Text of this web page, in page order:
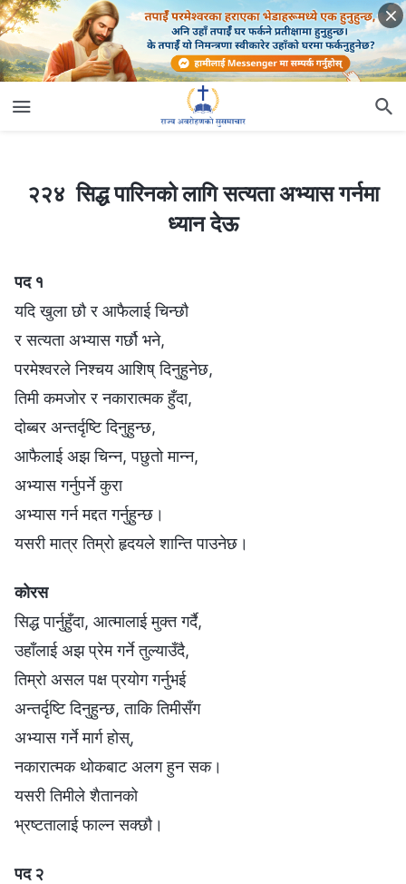
२२४ सिद्ध पारिनको लागि सत्यता अभ्यास गर्नमा ध्यान देऊ
२२४ सिद्ध पारिनको लागि सत्यता अभ्यास गर्नमा
ध्यान देऊ
पद १
यदि खुला छौ र आफैलाई चिन्छौ
र सत्यता अभ्यास गर्छौ भने,
परमेश्‍वरले निश्चय आशिष् दिनुहुनेछ,
तिमी कमजोर र नकारात्मक हुँदा,
दोब्बर अन्तर्दृष्टि दिनुहुन्छ,
आफैलाई अझ चिन्न, पछुतो मान्न,
अभ्यास गर्नुपर्ने कुरा
अभ्यास गर्न मद्दत गर्नुहुन्छ।
यसरी मात्र तिम्रो हृदयले शान्ति पाउनेछ।
कोरस
सिद्ध पार्नुहुँदा, आत्मालाई मुक्त गर्दै,
उहाँलाई अझ प्रेम गर्ने तुल्याउँदै,
तिम्रो असल पक्ष प्रयोग गर्नुभई
अन्तर्दृष्टि दिनुहुन्छ, ताकि तिमीसँग
अभ्यास गर्ने मार्ग होस्,
नकारात्मक थोकबाट अलग हुन सक।
यसरी तिमीले शैतानको
भ्रष्टतालाई फाल्न सक्छौ।
पद २